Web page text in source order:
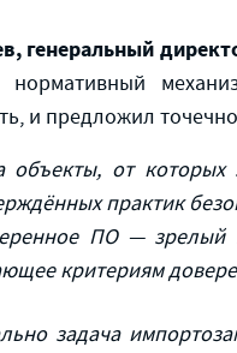
генеральный
нормативный
и предложил
объекты, от которых
практик
ПО — зрелый
критериям
задача